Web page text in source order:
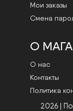
Мои заказы
Смена
О
О нас
Контакты
Политика
2026 |